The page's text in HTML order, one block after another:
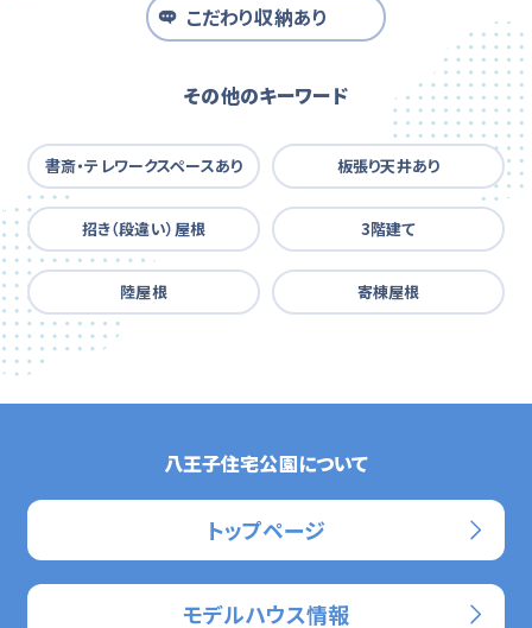
こだわり収納あり
その他のキーワード
書斎・テレワークスペースあり 板張り天井あり
招き（段違い）屋根 3階建て
陸屋根 寄棟屋根
八王子住宅公園について
トップページ
モデルハウス情報